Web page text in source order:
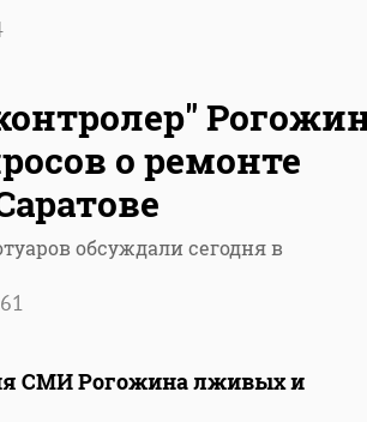
о ремонте
обсуждали сегодня в
СМИ Рогожина лживых и